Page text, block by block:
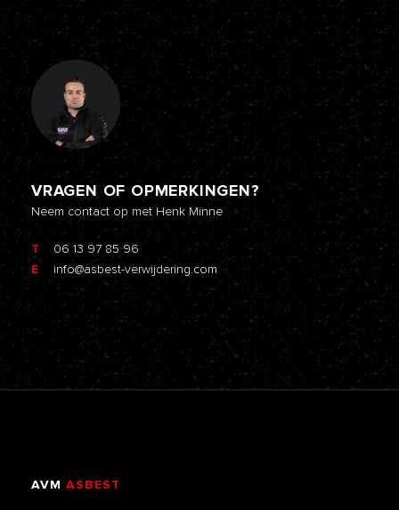
VRAGEN OF OPMERKINGEN?
Neem contact op met Henk Minne
T
06 13 97 85 96
E
info@asbest-verwijdering.com
AVM ASBEST